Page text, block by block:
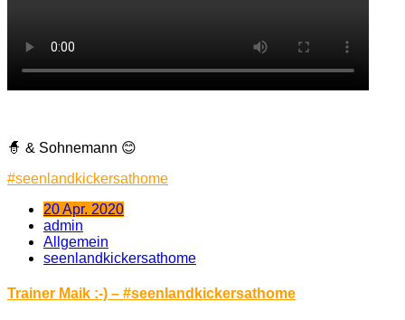
🧙 & Sohnemann 😊
#seenlandkickersathome
20 Apr. 2020
admin
Allgemein
seenlandkickersathome
Trainer Maik :-) – #seenlandkickersathome